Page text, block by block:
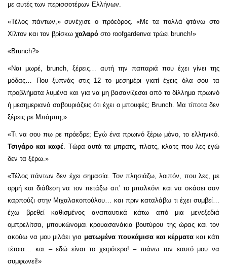
με αυτές των περισσοτέρων Ελλήνων.
«Τέλος πάντων,» συνέχισε ο πρόεδρος. «Με τα πολλά φτάνω στο
Χίλτον και τον βρίσκω χαλαρό στο roofgardenνα τρώει brunch!»
«Brunch?»
«Ναι μωρέ, brunch, ξέρεις… αυτή την παπαριά που έχει γίνει της
μόδας… Που ξυπνάς στις 12 το μεσημέρι γιατί έχεις όλα σου τα
προβλήματα λυμένα και για να μη βασανίζεσαι από το δίλλημα πρωινό
ή μεσημεριανό σαβουριάζεις ότι έχει ο μπουφές; Brunch. Μα τίποτα δεν
ξέρεις ρε Μπάμπη;»
«Τι να σου πω ρε πρόεδρε; Εγώ ένα πρωινό ξέρω μόνο, το ελληνικό.
Τσιγάρο και καφέ. Τώρα αυτά τα μπρατς, πλατς, κλατς που λες εγώ
δεν τα ξέρω.»
«Τέλος πάντων δεν έχει σημασία. Τον πλησιάζω, λοιπόν, που λες, με
ορμή και διάθεση να τον πετάξω απ’ το μπαλκόνι και να σκάσει σαν
καρπούζι στην Μιχαλακοπούλου… και πριν καταλάβω τι έχει συμβεί…
έχω βρεθεί καθισμένος αναπαυτικά κάτω από μια μενεξεδιά
ομπρελίτσα, μπουκώνομαι κρουασανάκια βουτύρου της ώρας και τον
ακούω να μου μιλάει για ματωμένα πουκάμισα και κέρματα και κάτι
τέτοια… και – εδώ είναι το χειρότερο! – πιάνω τον εαυτό μου να
συμφωνεί!»